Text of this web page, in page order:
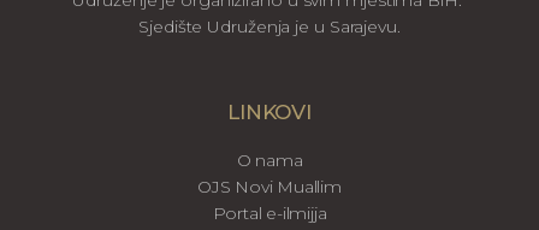
Sjedište Udruženja je u Sarajevu.
LINKOVI
O nama
OJS Novi Muallim
Portal e-ilmijja